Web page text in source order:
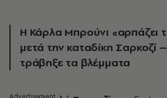
Η Κάρλα Μπρούνι «αρπάζει
μετά την καταδίκη Σαρκοζί
τράβηξε τα βλέμματα